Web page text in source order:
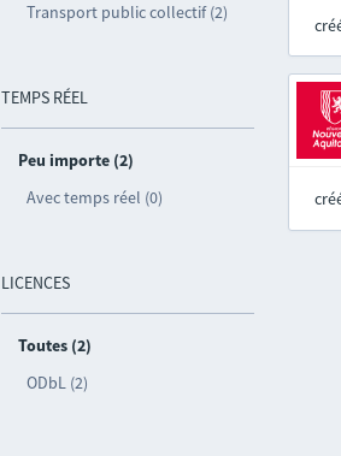
Transport public collectif (2)
TEMPS RÉEL
Peu importe (2)
Avec temps réel (0)
LICENCES
Toutes (2)
ODbL (2)